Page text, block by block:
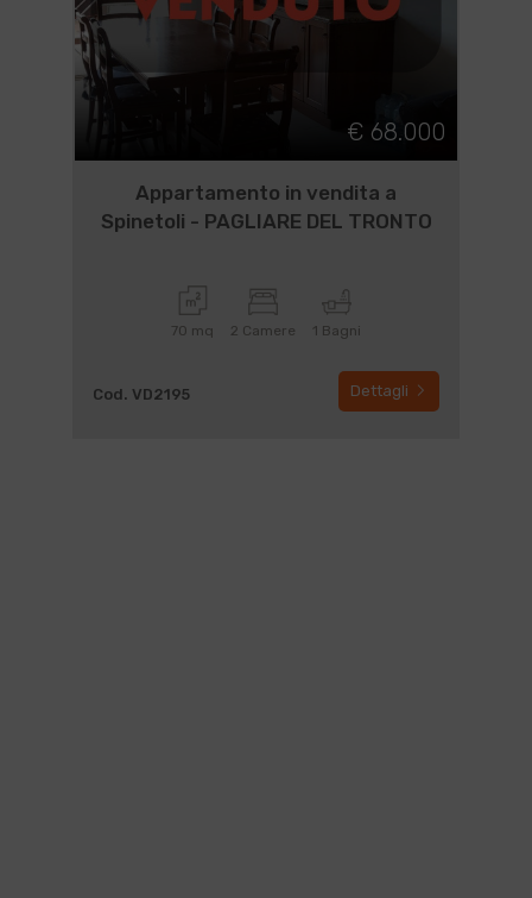
€ 68.000
Appartamento in vendita a
Spinetoli - PAGLIARE DEL TRONTO
70 mq 2 Camere 1 Bagni
Cod. VD2195 Dettagli